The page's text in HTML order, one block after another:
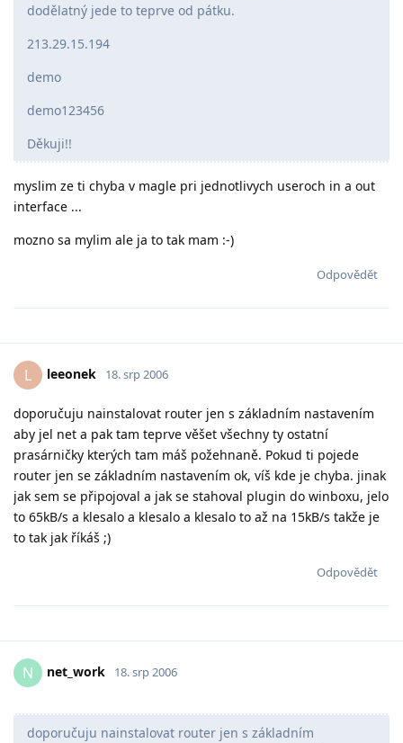
dodělatný jede to teprve od pátku.
213.29.15.194
demo
demo123456
Děkuji!!
myslim ze ti chyba v magle pri jednotlivych useroch in a out
interface ...
mozno sa mylim ale ja to tak mam :-)
Odpovědět
L leeonek 18. srp 2006
doporučuju nainstalovat router jen s základním nastavením
aby jel net a pak tam teprve věšet všechny ty ostatní
prasárničky kterých tam máš požehnaně. Pokud ti pojede
router jen se základním nastavením ok, víš kde je chyba. jinak
jak sem se připojoval a jak se stahoval plugin do winboxu, jelo
to 65kB/s a klesalo a klesalo a klesalo to až na 15kB/s takže je
to tak jak říkáš ;)
Odpovědět
N net_work 18. srp 2006
doporučuju nainstalovat router jen s základním